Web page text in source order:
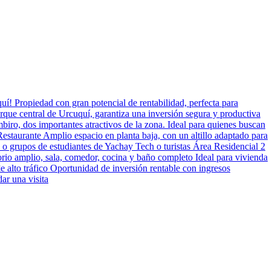
Propiedad con gran potencial de rentabilidad, perfecta para
central de Urcuquí, garantiza una inversión segura y productiva
dos importantes atractivos de la zona. Ideal para quienes buscan
Amplio espacio en planta baja, con un altillo adaptado para
grupos de estudiantes de Yachay Tech o turistas Área Residencial 2
amplio, sala, comedor, cocina y baño completo Ideal para vivienda
alto tráfico Oportunidad de inversión rentable con ingresos
una visita